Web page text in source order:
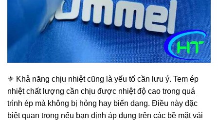
⚜️ Khả năng chịu nhiệt cũng là yếu tố cần lưu ý. Tem ép
nhiệt chất lượng cần chịu được nhiệt độ cao trong quá
trình ép mà không bị hỏng hay biến dạng. Điều này đặc
biệt quan trọng nếu bạn định áp dụng trên các bề mặt vải